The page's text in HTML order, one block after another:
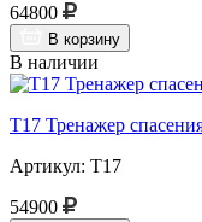
64800
В корзину
В наличии
Т17 Тренажер
Артикул: Т17
54900